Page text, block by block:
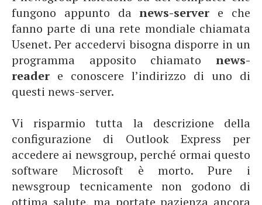
fungono appunto danews-server e che
fanno parte di una rete mondiale chiamata
Usenet. Per accedervi bisogna disporre in un
programma apposito chiamato news-
reader e conoscere l’indirizzo di uno di
questi news-server.
Vi risparmio tutta la descrizione della
configurazione di Outlook Express per
accedere ai newsgroup, perché ormai questo
software Microsoft è morto. Pure i
newsgroup tecnicamente non godono di